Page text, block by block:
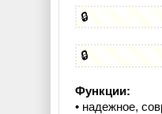
🔒
🔒
Функции:
• надежное,